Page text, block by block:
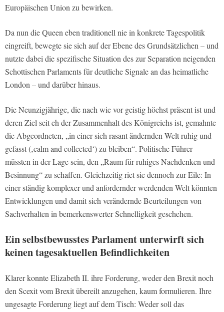
Europäischen Union zu bewirken.
Da nun die Queen eben traditionell nie in konkrete Tagespolitik
eingreift, bewegte sie sich auf der Ebene des Grundsätzlichen – und
nutzte dabei die spezifische Situation des zur Separation neigenden
Schottischen Parlaments für deutliche Signale an das heimatliche
London – und darüber hinaus.
Die Neunzigjährige, die nach wie vor geistig höchst präsent ist und
deren Ziel seit eh der Zusammenhalt des Königreichs ist, gemahnte
die Abgeordneten, „in einer sich rasant ändernden Welt ruhig und
gefasst (‚calm and collected‘) zu bleiben“. Politische Führer
müssten in der Lage sein, den „Raum für ruhiges Nachdenken und
Besinnung“ zu schaffen. Gleichzeitig riet sie dennoch zur Eile: In
einer ständig komplexer und anfordernder werdenden Welt könnten
Entwicklungen und damit sich verändernde Beurteilungen von
Sachverhalten in bemerkenswerter Schnelligkeit geschehen.
Ein selbstbewusstes Parlament unterwirft sich
keinen tagesaktuellen Befindlichkeiten
Klarer konnte Elizabeth II. ihre Forderung, weder den Brexit noch
den Scexit vom Brexit übereilt anzugehen, kaum formulieren. Ihre
ungesagte Forderung liegt auf dem Tisch: Weder soll das